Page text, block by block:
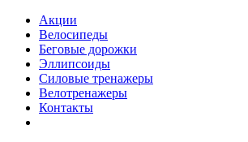
Акции
Велосипеды
Беговые дорожки
Эллипсоиды
Силовые тренажеры
Велотренажеры
Контакты